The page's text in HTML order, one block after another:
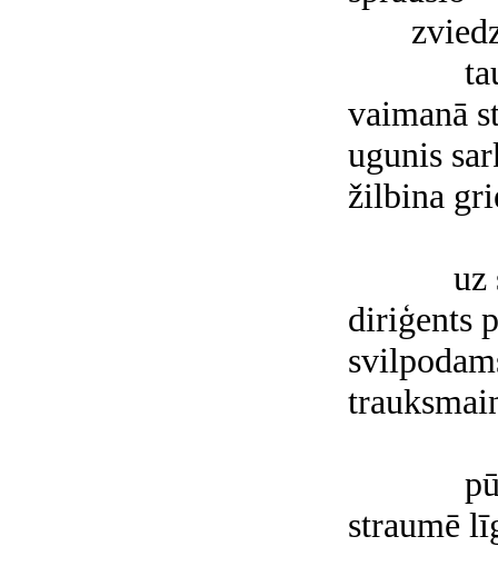
vaimanā
ugunis
žilbina
uz
diriģents
straumē